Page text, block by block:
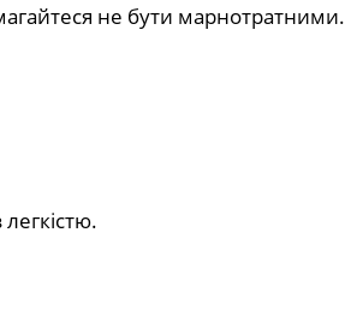
не бути марнотратними.